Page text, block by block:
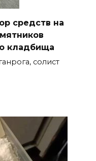
средств на
кладбища
солист